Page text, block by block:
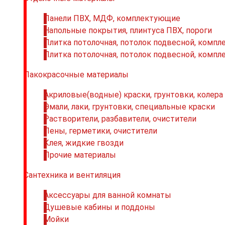
Панели ПВХ, МДФ, комплектующие
Напольные покрытия, плинтуса ПВХ, пороги
Плитка потолочная, потолок подвесной,
Плитка потолочная, потолок подвесной,
Лакокрасочные материалы
Акриловые(водные) краски, грунтовки, колера
Эмали, лаки, грунтовки, специальные краски
Растворители, разбавители, очистители
Пены, герметики, очистители
Клея, жидкие гвозди
Прочие материалы
Сантехника и вентиляция
Аксессуары для ванной комнаты
Душевые кабины и поддоны
Мойки